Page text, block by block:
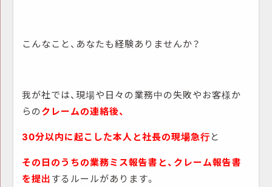
こんなこと、あなたも経験ありませんか？
我が社では、現場や日々の業務中の失敗やお客様か
らのクレームの連絡後、
30分以内に起こした本人と社長の現場急行と
その日のうちの業務ミス報告書と、クレーム報告書
を提出するルールがあります。